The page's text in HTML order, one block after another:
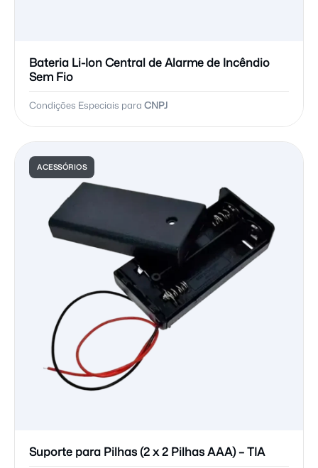
Bateria Li-Ion Central de Alarme de Incêndio
Sem Fio
Condições Especiais para CNPJ
ACESSÓRIOS
Suporte para Pilhas (2 x 2 Pilhas AAA) – TIA